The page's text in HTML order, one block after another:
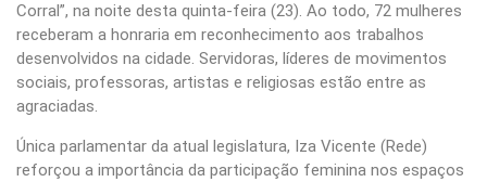
Corral”, na noite desta quinta-feira (23). Ao todo, 72 mulheres
receberam a honraria em reconhecimento aos trabalhos
desenvolvidos na cidade. Servidoras, líderes de movimentos
sociais, professoras, artistas e religiosas estão entre as
agraciadas.
Única parlamentar da atual legislatura, Iza Vicente (Rede)
reforçou a importância da participação feminina nos espaços